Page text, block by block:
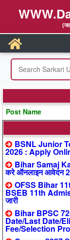
Post Name
BSNL Junior
2026 : Apply
Bihar Samaj
करे ऑनलाइन आवेदन
OFSS Bihar
BSEB 11th
जारी
Bihar BPSC
Date/Last Date/
Fee/Selection